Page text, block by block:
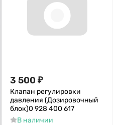
3 500 ₽
Клапан регулировки
давления (Дозировочный
блок)0 928 400 617
В наличии